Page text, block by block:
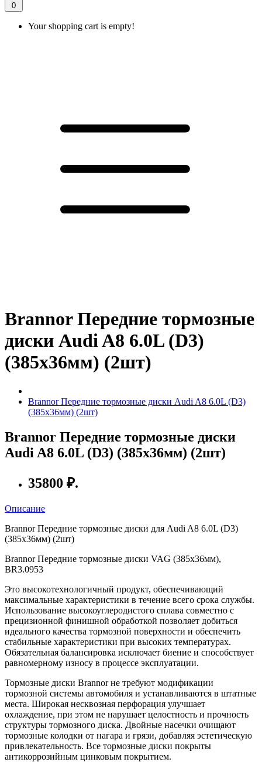
0
Your shopping cart is empty!
Brannor Передние тормозные
диски Audi A8 6.0L (D3)
(385x36мм) (2шт)
Brannor Передние тормозные диски Audi A8 6.0L (D3)
(385x36мм) (2шт)
Brannor Передние тормозные диски
Audi A8 6.0L (D3) (385x36мм) (2шт)
35800 ₽.
Описание
Brannor Передние тормозные диски для Audi A8 6.0L (D3)
(385x36мм) (2шт)
Brannor Передние тормозные диски VAG (385x36мм),
BR3.0953
Это высокотехнологичный продукт, обеспечивающий
максимальные характеристики в течение всего срока службы.
Использование высокоуглеродистого сплава совместно с
прецизионной финишной обработкой позволяет добиться
идеального качества тормозной поверхности и обеспечить
стабильные характеристики при высоких температурах.
Обязательная балансировка исключает биение и способствует
равномерному износу в процессе эксплуатации.
Тормозные диски Brannor не требуют модификации
тормозной системы автомобиля и устанавливаются в штатные
места. Широкая несквозная перфорация улучшает
охлаждение, при этом не нарушает целостность и прочность
структуры тормозного диска. Двойные насечки очищают
тормозные колодки от нагара и грязи, добавляя эстетическую
привлекательность. Все тормозные диски покрыты
антикоррозийным цинковым покрытием.